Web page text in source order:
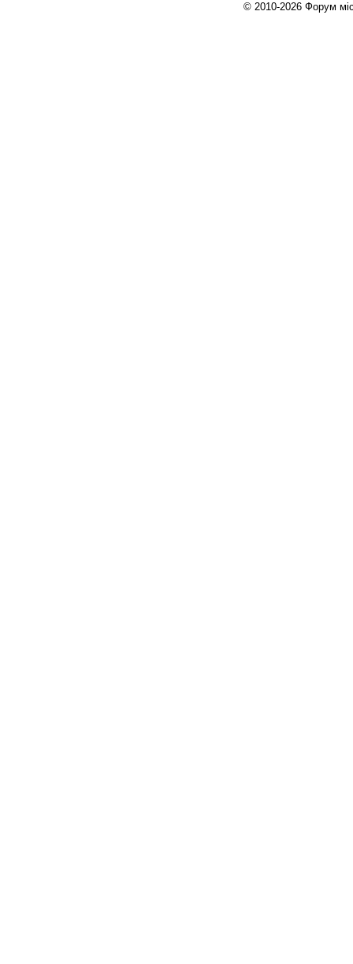
© 2010-2026 Форум